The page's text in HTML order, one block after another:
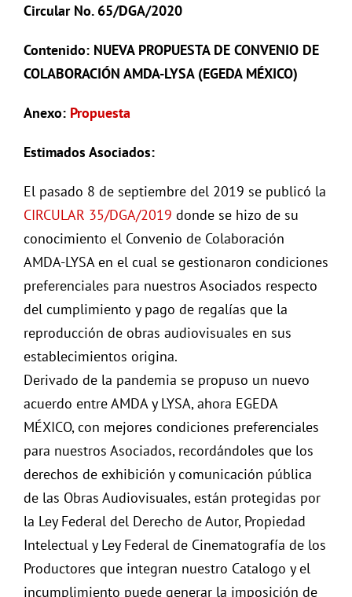
Circular No. 65/DGA/2020
Contenido: NUEVA PROPUESTA DE CONVENIO DE
COLABORACIÓN AMDA-LYSA (EGEDA MÉXICO)
Anexo: Propuesta
Estimados Asociados:
El pasado 8 de septiembre del 2019 se publicó la
CIRCULAR 35/DGA/2019 donde se hizo de su
conocimiento el Convenio de Colaboración
AMDA-LYSA en el cual se gestionaron condiciones
preferenciales para nuestros Asociados respecto
del cumplimiento y pago de regalías que la
reproducción de obras audiovisuales en sus
establecimientos origina.
Derivado de la pandemia se propuso un nuevo
acuerdo entre AMDA y LYSA, ahora EGEDA
MÉXICO, con mejores condiciones preferenciales
para nuestros Asociados, recordándoles que los
derechos de exhibición y comunicación pública
de las Obras Audiovisuales, están protegidas por
la Ley Federal del Derecho de Autor, Propiedad
Intelectual y Ley Federal de Cinematografía de los
Productores que integran nuestro Catalogo y el
incumplimiento puede generar la imposición de